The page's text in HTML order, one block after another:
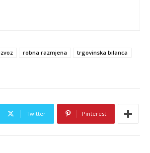
robna razmjena
trgovinska bilanca
Twitter Pinterest